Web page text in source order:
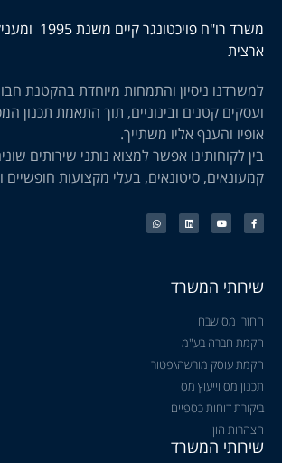
משרד רו"ח
ארצית
למשרדנו ניסיון והתמחות מיוחדת בהקטנת
ועסקים קטנים ובינוניים, תוך התאמת תכנון
אופיו והענף אליו משתייך.
בין לקוחותינו אפשר למצוא נותני שירותים
קמעונאים, סיטונאים, בעלי מקצועות חופשיים
שירותי המשרד
החזרי מס שבח
הקמת חברה בע"מ
הקמת עוסק מורשה\פטור
תכנון מס וייעוץ מס
ביקורת דוחות כספיים
הצהרות הון
שירותי המשרד